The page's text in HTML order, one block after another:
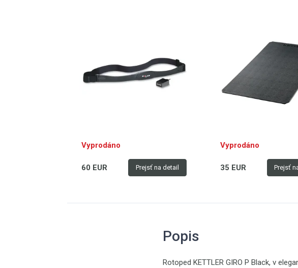
Vyprodáno
60 EUR Prejsť na detail
Vyprodáno
35 EUR Prejsť
Popis
Rotoped KETTLER GIRO P Black, v